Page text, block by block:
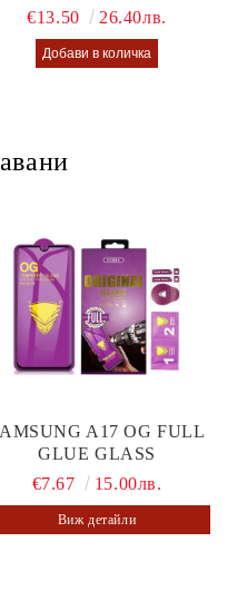
€13.50
26.40лв.
A17 OG FULL
GLUE GLASS
€7.67
15.00лв.
Виж детайли